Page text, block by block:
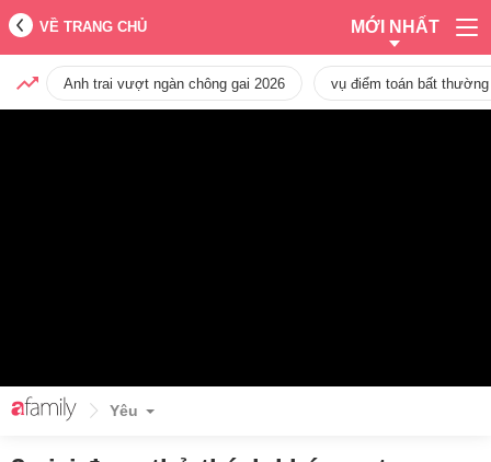
VỀ TRANG CHỦ MỚI NHẤT
Anh trai vượt ngàn chông gai 2026 vụ điểm toán bất
Yêu